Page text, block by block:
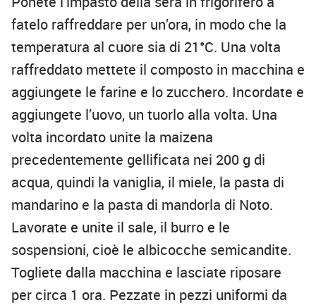
fatelo raffreddare per un’ora, in modo che la
temperatura al cuore sia di 21°C. Una volta
raffreddato mettete il composto in macchina e
aggiungete le farine e lo zucchero. Incordate e
aggiungete l’uovo, un tuorlo alla volta. Una
volta incordato unite la maizena
precedentemente gellificata nei 200 g di
acqua, quindi la vaniglia, il miele, la pasta di
mandarino e la pasta di mandorla di Noto.
Lavorate e unite il sale, il burro e le
sospensioni, cioè le albicocche semicandite.
Togliete dalla macchina e lasciate riposare
per circa 1 ora. Pezzate in pezzi uniformi da